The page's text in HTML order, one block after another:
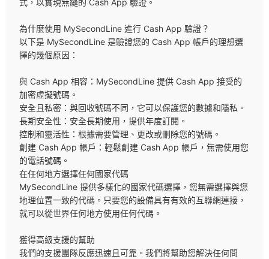
式，以實現無縫的 Cash App 驗證。
為什麼使用 MySecondLine 進行 Cash App 驗證？
以下是 MySecondLine 是驗證您的 Cash App 帳戶的理想選
擇的幾個原因：
與 Cash App 相容：MySecondLine 提供 Cash App 接受的
加密虛擬號碼。
安全且私密：與回收號碼不同，它可以保護您的數據和隱私。
長期安全性：安全長期使用，提供年度訂閱。
控制和靈活性：根據需要管理、更改或刪除您的號碼。
創建 Cash App 帳戶：輕鬆創建 Cash App 帳戶，無需使用您
的電話號碼。
在任何地方選擇任何國家代碼
MySecondLine 提供多樣化的國家代碼選擇，您無需選擇與您
地理位置一致的代碼。只要您的設備具有有效的互聯網連接，
就可以從世界任何地方使用任何代碼。
獲得高級支援的幫助
我們的支援團隊反應迅速且可靠。我們將幫助您解決任何問